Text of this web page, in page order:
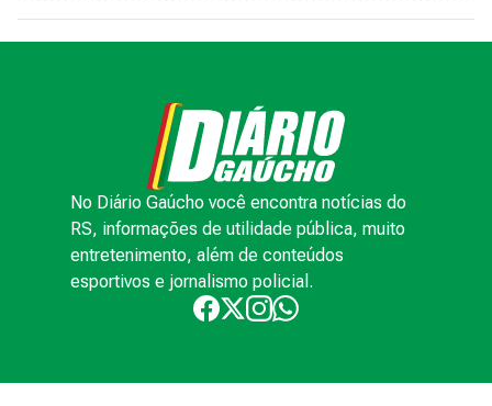
No Diário Gaúcho você encontra notícias do
RS, informações de utilidade pública, muito
entretenimento, além de conteúdos
esportivos e jornalismo policial.